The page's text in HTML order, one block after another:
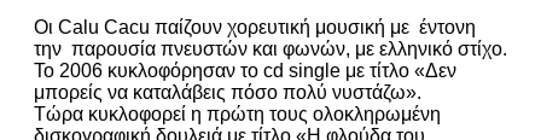
Οι Calu Cacu παίζουν χορευτική μουσική με έντονη
την παρουσία πνευστών και φωνών, με ελληνικό στίχο.
Το 2006 κυκλοφόρησαν το cd single με τίτλο «Δεν
μπορείς να καταλάβεις πόσο πολύ νυστάζω».
Τώρα κυκλοφορεί η πρώτη τους ολοκληρωμένη